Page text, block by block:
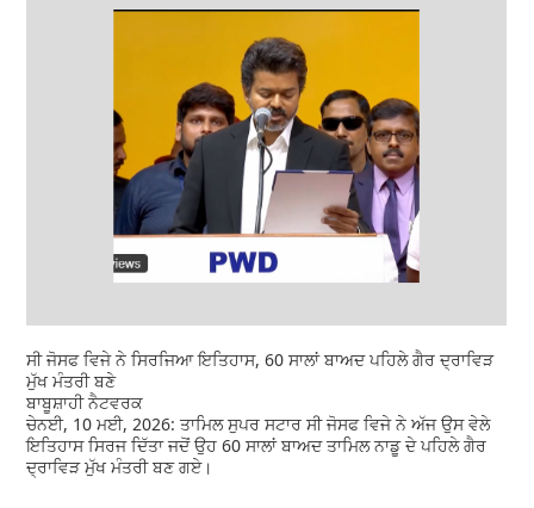
ਸੀ ਜੋਸਫ ਵਿਜੇ ਨੇ ਸਿਰਜਿਆ ਇਤਿਹਾਸ, 60 ਸਾਲਾਂ ਬਾਅਦ ਪਹਿਲੇ ਗੈਰ ਦ੍ਰਾਵਿੜ
ਮੁੱਖ ਮੰਤਰੀ ਬਣੇ
ਬਾਬੂਸ਼ਾਹੀ ਨੈਟਵਰਕ
ਚੇਨਈ, 10 ਮਈ, 2026: ਤਾਮਿਲ ਸੁਪਰ ਸਟਾਰ ਸੀ ਜੋਸਫ ਵਿਜੇ ਨੇ ਅੱਜ ਉਸ ਵੇਲੇ
ਇਤਿਹਾਸ ਸਿਰਜ ਦਿੱਤਾ ਜਦੋਂ ਉਹ 60 ਸਾਲਾਂ ਬਾਅਦ ਤਾਮਿਲ ਨਾਡੂ ਦੇ ਪਹਿਲੇ ਗੈਰ
ਦ੍ਰਾਵਿੜ ਮੁੱਖ ਮੰਤਰੀ ਬਣ ਗਏ।